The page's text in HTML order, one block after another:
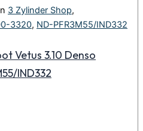
3 Zylinder Shop,
3320, ND-PFR3M55/IND332
Vetus 3.10 Denso
IND332